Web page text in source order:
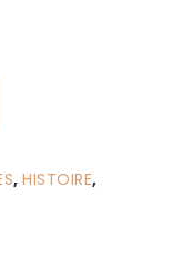
,HISTOIRE,